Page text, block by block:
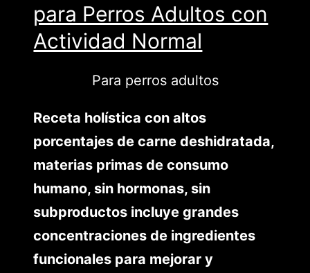
para Perros Adultos con
Actividad Normal
Para perros adultos
Receta holística con altos
porcentajes de carne deshidratada,
materias primas de consumo
humano, sin hormonas, sin
subproductos incluye grandes
concentraciones de ingredientes
funcionales para mejorar y